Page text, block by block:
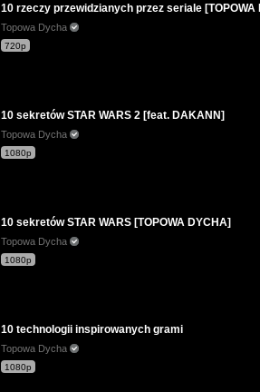
10 rzeczy przewidzianych przez seriale [TOPOWA
Topowa Dycha
720p
10 sekretów STAR WARS 2 [feat. DAKANN]
Topowa Dycha
1080p
10 sekretów STAR WARS [TOPOWA DYCHA]
Topowa Dycha
1080p
10 technologii inspirowanych grami
Topowa Dycha
1080p